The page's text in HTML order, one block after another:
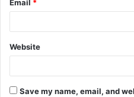
Email *
Website
Save my name, email, and